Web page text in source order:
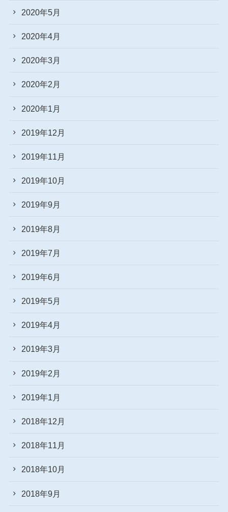
2020年5月
2020年4月
2020年3月
2020年2月
2020年1月
2019年12月
2019年11月
2019年10月
2019年9月
2019年8月
2019年7月
2019年6月
2019年5月
2019年4月
2019年3月
2019年2月
2019年1月
2018年12月
2018年11月
2018年10月
2018年9月